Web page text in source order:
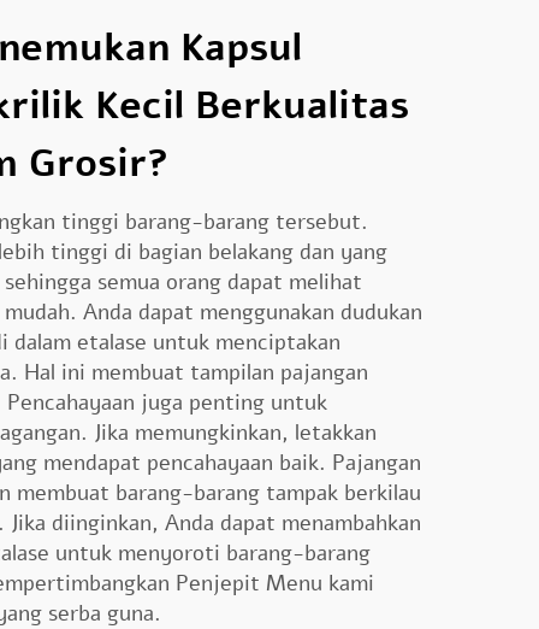
Kapsul
Kecil Berkualitas
Grosir?
tinggi barang-barang tersebut.
tinggi di bagian belakang dan yang
semua orang dapat melihat
Anda dapat menggunakan dudukan
dalam etalase untuk menciptakan
Hal ini membuat tampilan pajangan
juga penting untuk
Jika memungkinkan, letakkan
mendapat pencahayaan baik. Pajangan
membuat barang-barang tampak berkilau
diinginkan, Anda dapat menambahkan
untuk menyoroti barang-barang
Penjepit Menu kami
serba guna.